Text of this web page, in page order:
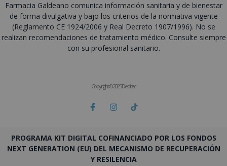
Farmacia Galdeano comunica información sanitaria y de bienestar
de forma divulgativa y bajo los criterios de la normativa vigente
(Reglamento CE 1924/2006 y Real Decreto 1907/1996). No se
realizan recomendaciones de tratamiento médico. Consulte siempre
con su profesional sanitario.
Copyright © 2025 Deditec
PROGRAMA KIT DIGITAL COFINANCIADO POR LOS FONDOS
NEXT GENERATION (EU) DEL MECANISMO DE RECUPERACIÓN
Y RESILENCIA